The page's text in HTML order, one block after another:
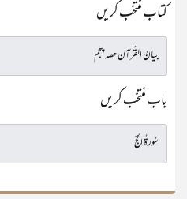
کتاب منتخب کریں
باب منتخب کریں